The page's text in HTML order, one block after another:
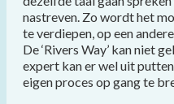
nastreven. Zo wordt het
te verdiepen, op een
De ‘Rivers Way’ kan niet
expert kan er wel uit
eigen proces op gang te